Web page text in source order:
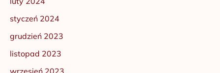
styczeń 2024
grudzień 2023
listopad 2023